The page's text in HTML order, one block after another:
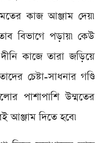
কাজ আঞ্জাম দেয়৷
বিভাগে পড়ায়৷ কেউ
কাজে তারা জড়িয়ে
চেষ্টা-সাধনার গণ্ডি
পাশাপাশি উম্মতের
দিতে হবে৷